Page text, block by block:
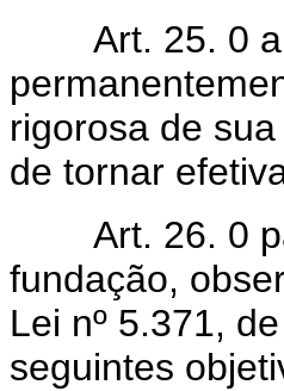
Art. 25. 0
rigorosa de
de tornar
Art. 26. 0
fundação,
Lei nº 5.371,
seguintes